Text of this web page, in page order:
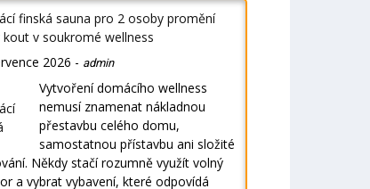
finská sauna pro 2 osoby promění
kout v soukromé wellness
2026 - admin
Vytvoření domácího wellness
nemusí znamenat nákladnou
přestavbu celého domu,
samostatnou přístavbu ani složité
Někdy stačí rozumně využít volný
a vybrat vybavení, které odpovídá